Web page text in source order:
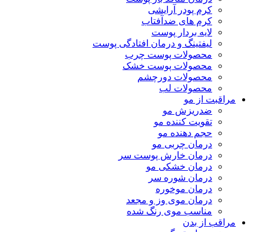
کرم پودر آرایشی
کرم های ضدآفتاب
لایه بردار پوست
لیفتینگ و درمان افتادگی پوست
محصولات پوست چرب
محصولات پوست خشک
محصولات دورچشم
محصولات لب
مراقبت از مو
ضدریزش مو
تقویت کننده مو
حجم دهنده مو
درمان چربی مو
درمان خارش پوست سر
درمان خشکی مو
درمان شوره سر
درمان موخوره
درمان موی وز و مجعد
مناسب موی رنگ شده
مراقب از بدن